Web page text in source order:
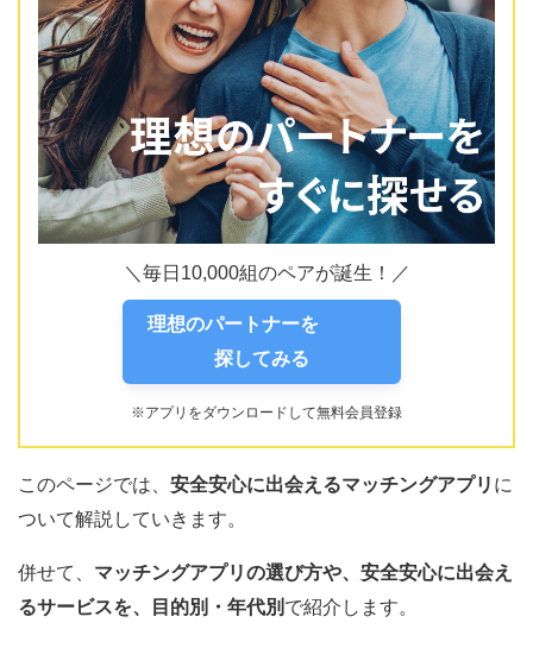
＼毎日10,000組のペアが誕生！／
理想のパートナーを
探してみる
※アプリをダウンロードして無料会員登録
このページでは、 安全安心に出会えるマッチングアプリ に
ついて解説していきます。
併せて、 マッチングアプリの選び方や、安全安心に出会え
るサービスを、目的別・年代別 で紹介します。